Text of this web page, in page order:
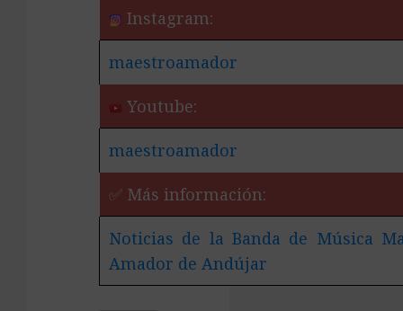
Instagram:
maestroamador
Youtube:
maestroamador
✅ Más información:
Noticias de la Banda de Música
Amador de Andújar